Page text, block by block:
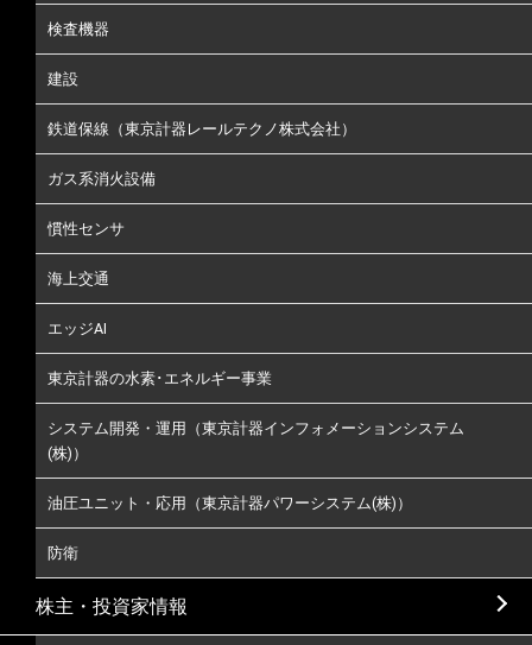
検査機器
建設
鉄道保線（東京計器レールテクノ株式会社）
ガス系消火設備
慣性センサ
海上交通
エッジAI
東京計器の水素･エネルギー事業
システム開発・運用（東京計器インフォメーションシステム
(株)）
油圧ユニット・応用（東京計器パワーシステム(株)）
防衛
株主・投資家情報